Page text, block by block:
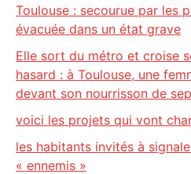
Toulouse : secourue par les
évacuée dans un état grave
Elle sort du métro et croise
hasard : à Toulouse, une
devant son nourrisson de
voici les projets qui vont
les habitants invités à
« ennemis »